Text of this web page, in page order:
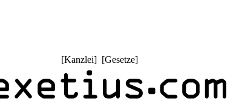
[Kanzlei] [Gesetze]